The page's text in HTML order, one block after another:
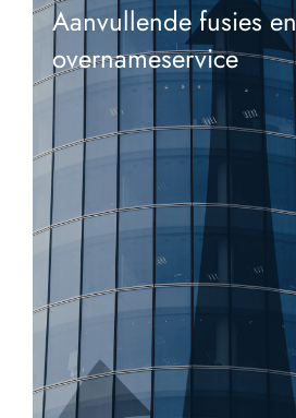
Aanvullende fusies en
overnameservice